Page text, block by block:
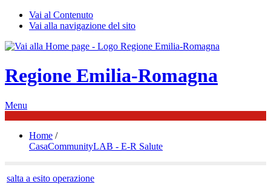
Vai al Contenuto
Vai alla navigazione del sito
Regione Emilia-Romagna
Menu
Home /
CasaCommunityLAB - E-R Salute
salta a esito operazione